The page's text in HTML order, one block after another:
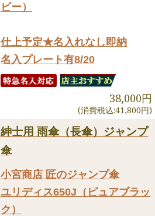
ビー）
仕上予定★名入れなし即納
名入プレート有8/20
38,000円
(消費税込:41,800円)
紳士用 雨傘（長傘）ジャンプ
傘
小宮商店 匠のジャンプ傘
ユリディス650J（ピュアブラッ
ク）